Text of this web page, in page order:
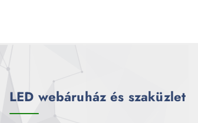
LED webáruház és szaküzlet